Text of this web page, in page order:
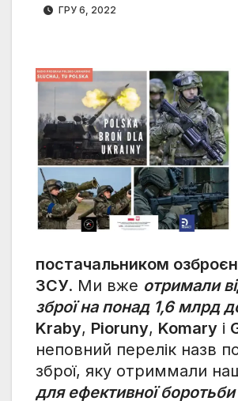
ГРУ 6, 2022
постачальником
ЗСУ. Ми вже отримали
зброї на понад 1,6 млрд
Kraby, Pioruny, Komary i
неповний перелік назв
зброї, яку отриммали
для ефективної боротьби